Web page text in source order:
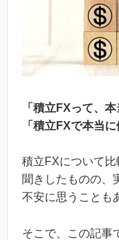
「積立FXって、
「積立FXで本当に
積立FXについて
聞きしたものの、
不安に思うことも
そこで、この記事